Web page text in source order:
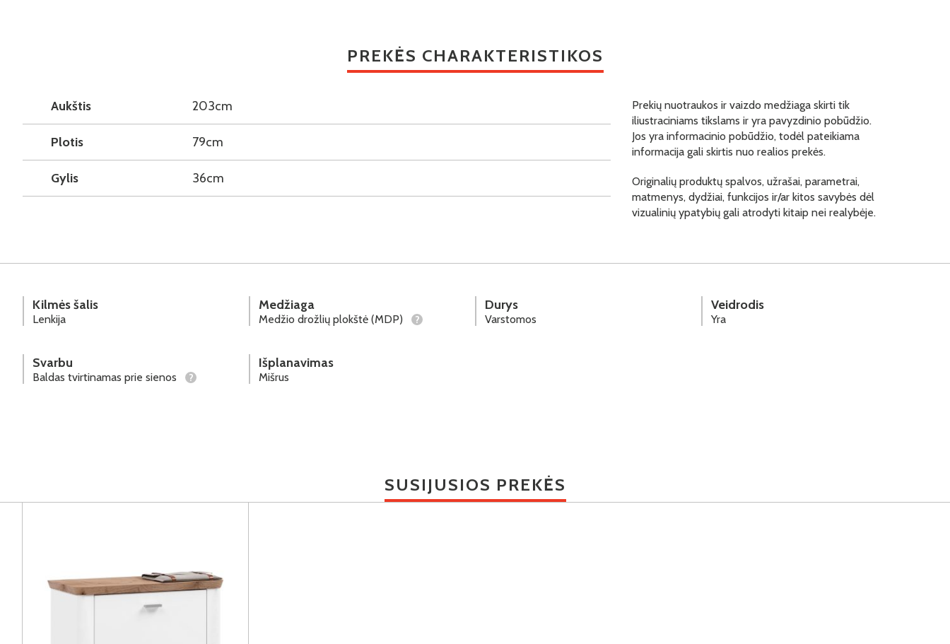
PREKĖS CHARAKTERISTIKOS
Aukštis 203cm
Plotis 79cm
Gylis 36cm
Prekių nuotraukos ir vaizdo medžiaga skirti tik
iliustraciniams tikslams ir yra pavyzdinio pobūdžio.
Jos yra informacinio pobūdžio, todėl pateikiama
informacija gali skirtis nuo realios prekės.
Originalių produktų spalvos, užrašai, parametrai,
matmenys, dydžiai, funkcijos ir/ar kitos savybės dėl
vizualinių ypatybių gali atrodyti kitaip nei realybėje.
Kilmės šalis
Lenkija
Medžiaga
Medžio drožlių plokštė (MDP) ?
Durys
Varstomos
Veidrodis
Yra
Svarbu
Baldas tvirtinamas prie sienos ?
Išplanavimas
Mišrus
SUSIJUSIOS PREKĖS